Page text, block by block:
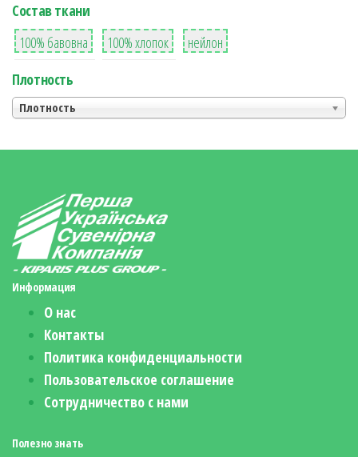
Состав ткани
8
100% бавовна
36
100% хлопок
2
нейлон
Плотность
Плотность
Информация
О нас
Контакты
Политика конфиденциальности
Пользовательское соглашение
Сотрудничество с нами
Полезно знать